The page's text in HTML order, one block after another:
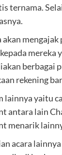
ternama.
akan
mereka
berbagai
rekening
lainnya yaitu
antara lain
menarik
acara